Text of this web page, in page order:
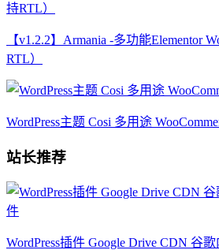
【v1.2.2】Armania -多功能Elementor
RTL）
WordPress主题 Cosi 多用途
站长推荐
WordPress插件 Google Drive CDN 谷